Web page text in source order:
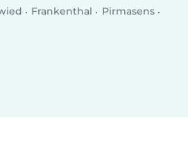
Frankenthal
Pirmasens